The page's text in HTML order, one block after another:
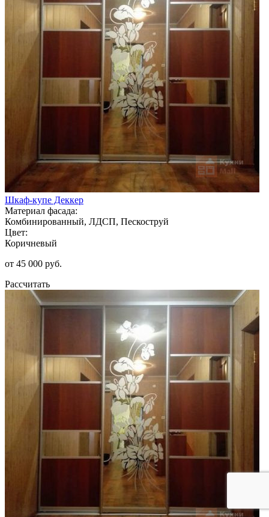
Шкаф-купе Деккер
Материал фасада:
Комбинированный, ЛДСП, Пескоструй
Цвет:
Коричневый
от 45 000 руб.
Рассчитать